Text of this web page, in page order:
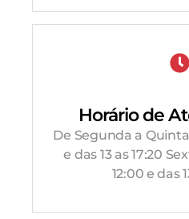
Horário de
De Segunda a
e das 13 as 17:20
12:00 e das